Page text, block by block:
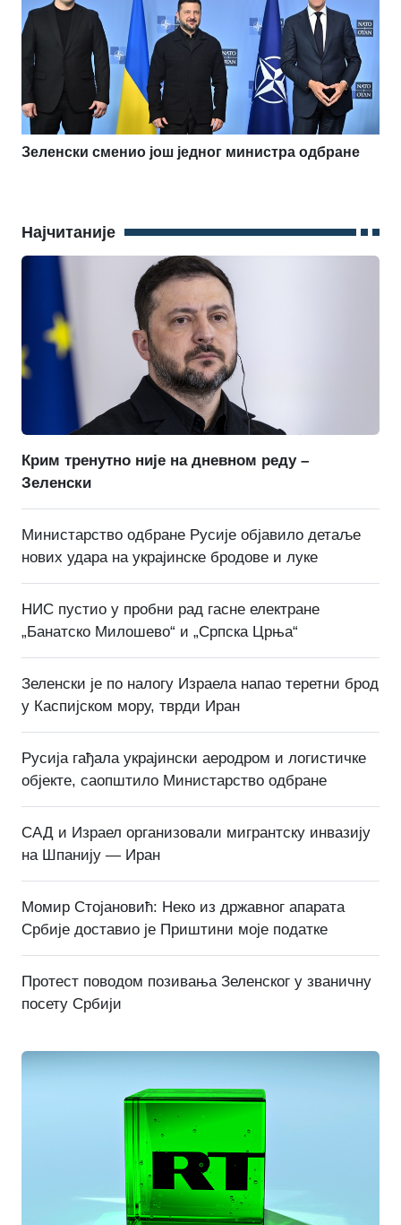
Зеленски сменио још једног министра одбране
Најчитаније
Крим тренутно није на дневном реду –
Зеленски
Министарство одбране Русије објавило детаље
нових удара на украјинске бродове и луке
НИС пустио у пробни рад гасне електране
„Банатско Милошево“ и „Српска Црња“
Зеленски је по налогу Израела напао теретни брод
у Каспијском мору, тврди Иран
Русија гађала украјински аеродром и логистичке
објекте, саопштило Министарство одбране
САД и Израел организовали мигрантску инвазију
на Шпанију — Иран
Момир Стојановић: Неко из државног апарата
Србије доставио је Приштини моје податке
Протест поводом позивања Зеленског у званичну
посету Србији